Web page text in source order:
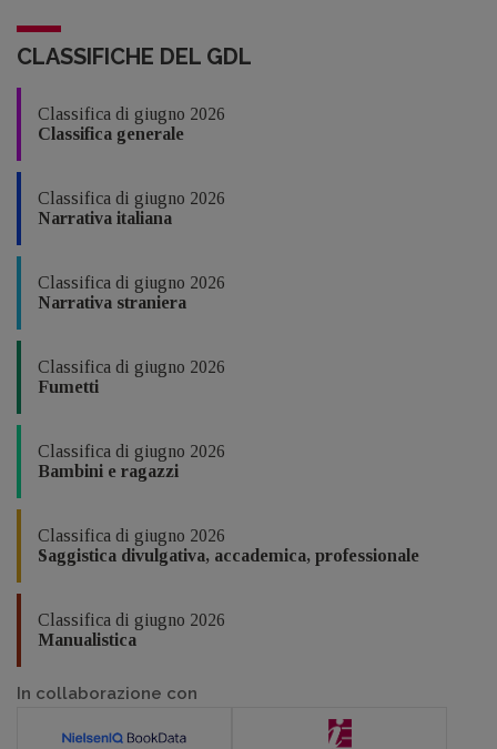
CLASSIFICHE DEL GDL
Classifica di giugno 2026
Classifica generale
Classifica di giugno 2026
Narrativa italiana
Classifica di giugno 2026
Narrativa straniera
Classifica di giugno 2026
Fumetti
Classifica di giugno 2026
Bambini e ragazzi
Classifica di giugno 2026
Saggistica divulgativa, accademica, professionale
Classifica di giugno 2026
Manualistica
In collaborazione con